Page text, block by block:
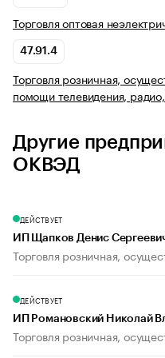
Торговля оптовая
47.91.4
Торговля розничная,
помощи телевидения,
Другие
ОКВЭД
ДЕЙСТВУЕТ
ИП Щапков Денис
Торговля розничная,
ДЕЙСТВУЕТ
ИП Романовский Николай
Торговля розничная,